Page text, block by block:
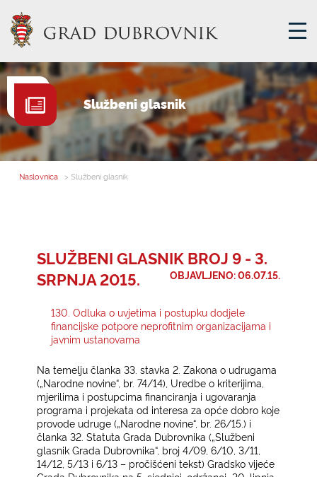
GRADSKA UPRAVA
GRADONAČELNIK
MJESNA SAMOUPRAVA
E-USLUGE
KONTAKTI
Službeni glasnik
Naslovnica > Službeni glasnik
SLUŽBENI GLASNIK BROJ 9 - 3.
SRPNJA 2015.
OBJAVLJENO: 06.07.15.
130. Odluka o uvjetima i postupku dodjele
financijske potpore neprofitnim organizacijama i
javnim ustanovama
Na temelju članka 33. stavka 2. Zakona o udrugama
(„Narodne novine“, br. 74/14), Uredbe o kriterijima,
mjerilima i postupcima financiranja i ugovaranja
programa i projekata od interesa za opće dobro koje
provode udruge („Narodne novine“, br. 26/15.) i
članka 32. Statuta Grada Dubrovnika („Službeni
glasnik Grada Dubrovnika“, broj 4/09, 6/10, 3/11,
14/12, 5/13 i 6/13 – pročišćeni tekst) Gradsko vijeće